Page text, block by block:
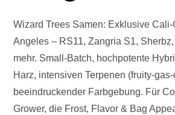
Wizard Trees Samen: Exklusive
Angeles – RS11, Zangria S1,
mehr. Small-Batch, hochpotente
Harz, intensiven Terpenen (fruity-
beeindruckender Farbgebung. Für
Grower, die Frost, Flavor & Bag